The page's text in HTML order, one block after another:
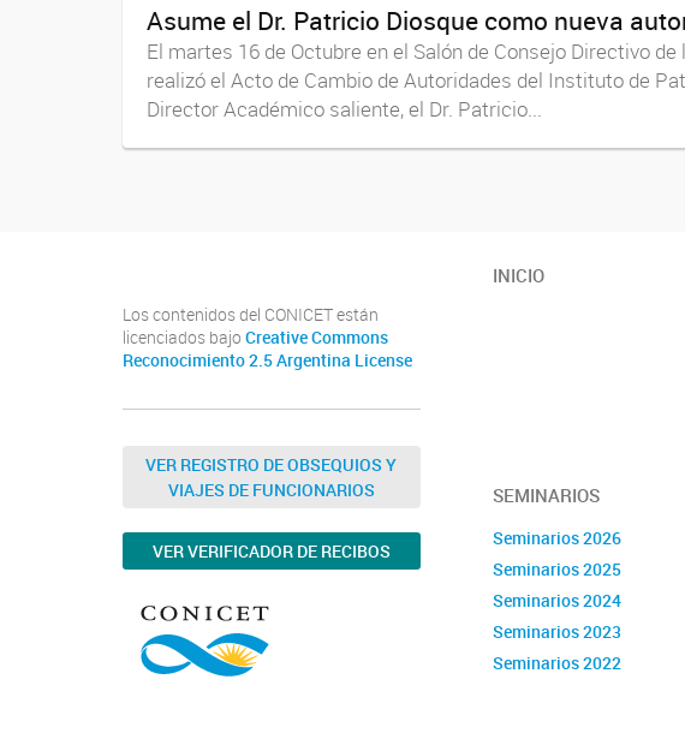
Asume el Dr. Patricio Diosque como nueva
El martes 16 de Octubre en el Salón de Consejo Directivo
realizó el Acto de Cambio de Autoridades del Instituto de
Director Académico saliente, el Dr. Patricio...
Los contenidos del CONICET están
licenciados bajo Creative Commons
Reconocimiento 2.5 Argentina License
VER REGISTRO DE OBSEQUIOS Y
VIAJES DE FUNCIONARIOS
VER VERIFICADOR DE RECIBOS
INICIO
SEMINARIOS
Seminarios 2026
Seminarios 2025
Seminarios 2024
Seminarios 2023
Seminarios 2022